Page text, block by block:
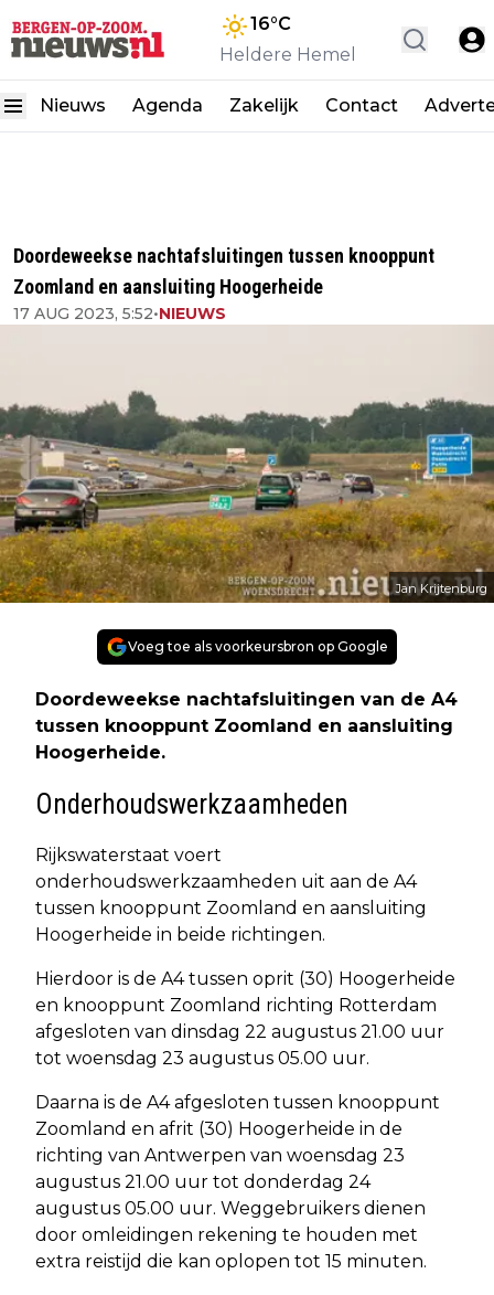
16°C
Heldere Hemel
Nieuws Agenda Zakelijk Contact
Doordeweekse nachtafsluitingen tussen knooppunt
Zoomland en aansluiting Hoogerheide
17 AUG 2023, 5:52•NIEUWS
Jan Krijtenburg
Voeg toe als voorkeursbron op Google
Doordeweekse nachtafsluitingen van de A4
tussen knooppunt Zoomland en aansluiting
Hoogerheide.
Onderhoudswerkzaamheden
Rijkswaterstaat voert
onderhoudswerkzaamheden uit aan de A4
tussen knooppunt Zoomland en aansluiting
Hoogerheide in beide richtingen.
Hierdoor is de A4 tussen oprit (30) Hoogerheide
en knooppunt Zoomland richting Rotterdam
afgesloten van dinsdag 22 augustus 21.00 uur
tot woensdag 23 augustus 05.00 uur.
Daarna is de A4 afgesloten tussen knooppunt
Zoomland en afrit (30) Hoogerheide in de
richting van Antwerpen van woensdag 23
augustus 21.00 uur tot donderdag 24
augustus 05.00 uur. Weggebruikers dienen
door omleidingen rekening te houden met
extra reistijd die kan oplopen tot 15 minuten.